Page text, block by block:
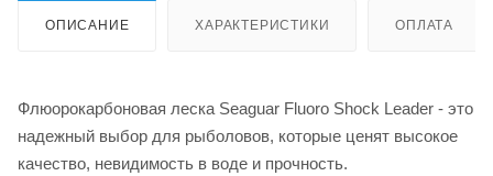
ОПИСАНИЕ ХАРАКТЕРИСТИКИ ОПЛАТА
Флюорокарбоновая леска Seaguar Fluoro Shock Leader - это
надежный выбор для рыболовов, которые ценят высокое
качество, невидимость в воде и прочность.